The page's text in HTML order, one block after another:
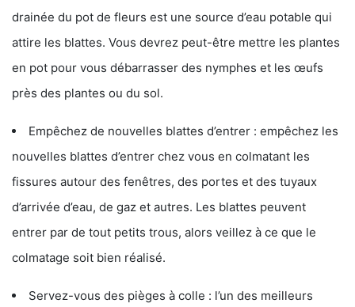
drainée du pot de fleurs est une source d’eau potable qui
attire les blattes. Vous devrez peut-être mettre les plantes
en pot pour vous débarrasser des nymphes et les œufs
près des plantes ou du sol.
Empêchez de nouvelles blattes d’entrer : empêchez les
nouvelles blattes d’entrer chez vous en colmatant les
fissures autour des fenêtres, des portes et des tuyaux
d’arrivée d’eau, de gaz et autres. Les blattes peuvent
entrer par de tout petits trous, alors veillez à ce que le
colmatage soit bien réalisé.
Servez-vous des pièges à colle : l’un des meilleurs